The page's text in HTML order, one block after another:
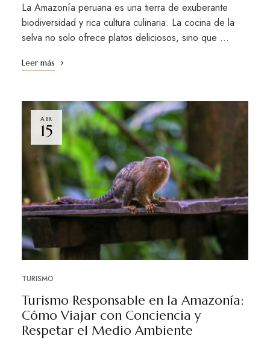
La Amazonía peruana es una tierra de exuberante
biodiversidad y rica cultura culinaria. La cocina de la
selva no solo ofrece platos deliciosos, sino que …
Leer más
ABR
15
TURISMO
Turismo Responsable en la Amazonía:
Cómo Viajar con Conciencia y
Respetar el Medio Ambiente